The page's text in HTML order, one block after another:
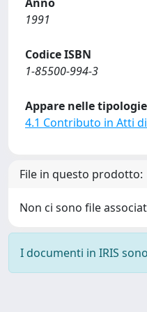
1991
Codice ISBN
1-85500-994-3
Appare nelle
4.1 Contributo in Atti
File in questo prodotto:
Non ci sono file
I documenti in IRIS